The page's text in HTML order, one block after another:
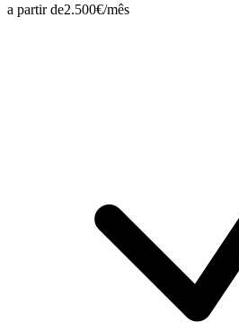
a partir de2.500€/mês